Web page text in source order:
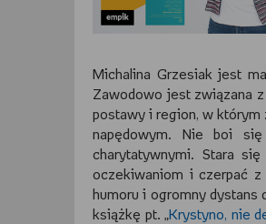
Michalina Grzesiak jest
Zawodowo jest związana
postawy i region, w
napędowym. Nie boi się
charytatywnymi. Stara
oczekiwaniom i czerpać z
humoru i ogromny dystans
książkę pt. „Krystyno, nie